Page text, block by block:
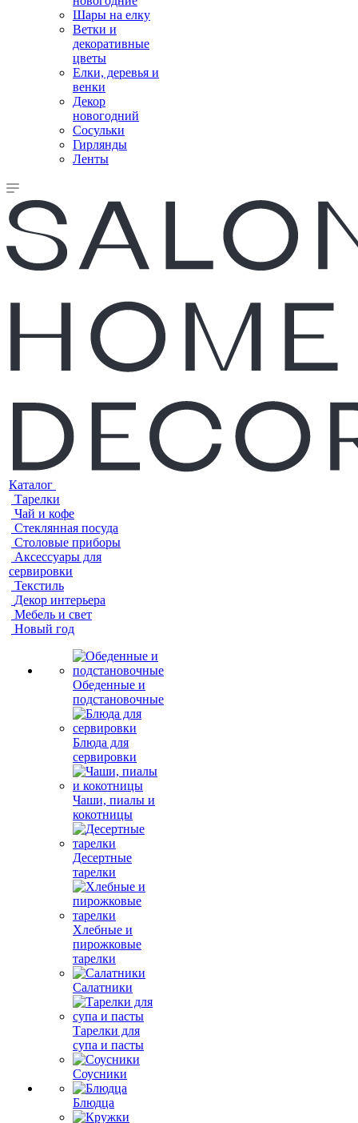
Шары на елку
Ветки и
декоративные
цветы
Елки, деревья и
венки
Декор
новогодний
Сосульки
Гирлянды
Ленты
Каталог
Тарелки
Чай и кофе
Стеклянная посуда
Столовые приборы
Аксессуары для
сервировки
Текстиль
Декор интерьера
Мебель и свет
Новый год
Обеденные и
подстановочные
Блюда для
сервировки
Чаши, пиалы и
кокотницы
Десертные
тарелки
Хлебные и
пирожковые
тарелки
Салатники
Тарелки для
супа и пасты
Соусники
Блюдца